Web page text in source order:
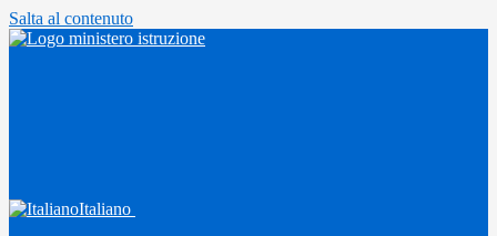
Salta al contenuto
Italiano